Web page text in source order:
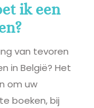
ik een
van tevoren
in België? Het
om uw
boeken, bij